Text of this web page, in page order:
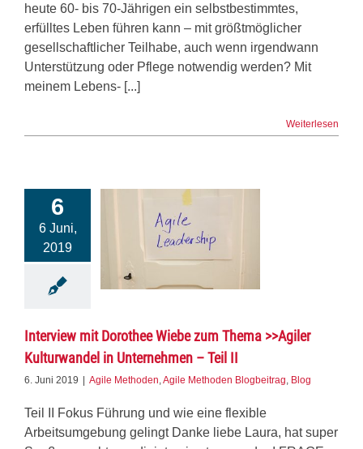
heute 60- bis 70-Jährigen ein selbstbestimmtes,
erfülltes Leben führen kann – mit größtmöglicher
gesellschaftlicher Teilhabe, auch wenn irgendwann
Unterstützung oder Pflege notwendig werden? Mit
meinem Lebens- [...]
Weiterlesen
6
6 Juni,
2019
Interview mit Dorothee Wiebe zum Thema >>Agiler
Kulturwandel in Unternehmen – Teil II
6. Juni 2019 Agile Methoden,Agile Methoden Blogbeitrag, Blog
Teil II Fokus Führung und wie eine flexible
Arbeitsumgebung gelingt Danke liebe Laura, hat super